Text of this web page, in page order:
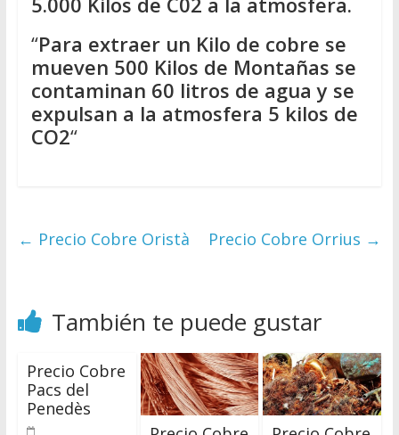
“Para extraer un Kilo de cobre se
mueven 500 Kilos de Montañas se
contaminan 60 litros de agua y se
expulsan a la atmosfera 5 kilos de
CO2“
← Precio Cobre Oristà Precio Cobre Orrius →
También te puede gustar
Precio Cobre
Pacs del
Penedès